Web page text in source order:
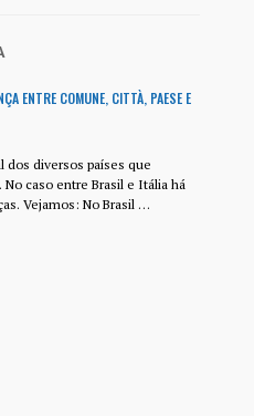
ENTRE COMUNE, CITTÀ, PAESE E
dos diversos países que
caso entre Brasil e Itália há
Vejamos: No Brasil …